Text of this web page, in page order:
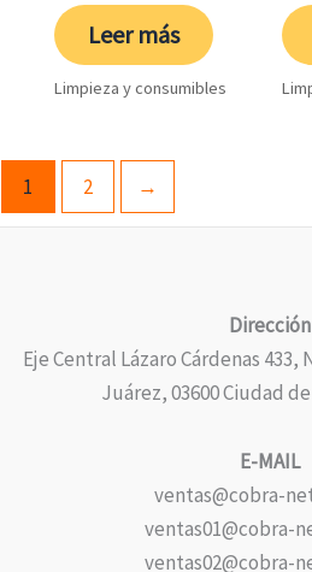
Leer más
Limpieza y consumibles
1 2 →
Dirección
Eje Central Lázaro Cárdenas
Juárez, 03600 Ciudad
E-MAIL
ventas@cobra-
ventas01@cobra-
ventas02@cobra-